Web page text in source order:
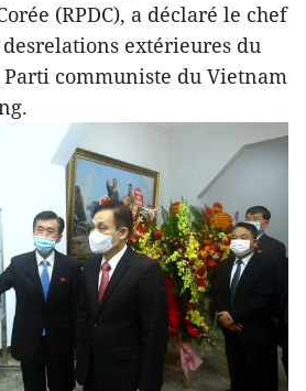
(RPDC), a déclaré le chef
extérieures du
communiste du Vietnam